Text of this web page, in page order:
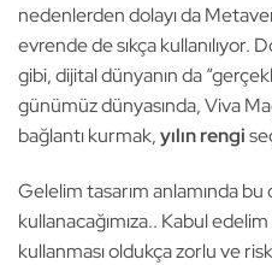
nedenlerden dolayı da
evrende de sıkça kullanılıyor.
gibi, dijital dünyanın da
günümüz dünyasında, Viva
bağlantı kurmak,yılın rengi
Gelelim tasarım anlamında bu
kullanacağımıza.. Kabul
kullanması oldukça zorlu ve